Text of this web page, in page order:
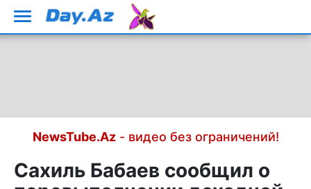
NewsTube.Az- видео без ограничений!
Сахиль Бабаев сообщил о